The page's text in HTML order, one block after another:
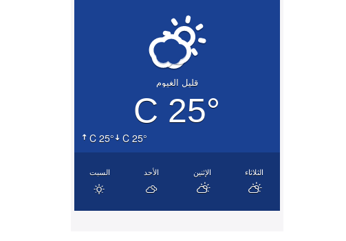
25° C 25° C
قليل الغيوم
25° C
السبت الأحد الإثنين الثلاثاء